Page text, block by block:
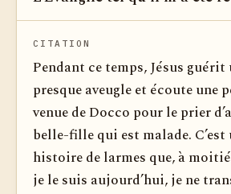
CITATION
Pendant ce temps, Jésus guérit
presque aveugle et écoute une
venue de Docco pour le prier
belle-fille qui est malade. C’est
histoire de larmes que, à
je le suis aujourd’hui, je ne